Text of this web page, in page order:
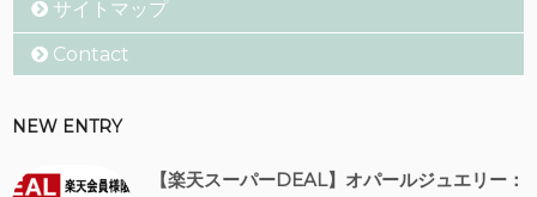
サイトマップ
Contact
NEW ENTRY
【楽天スーパーDEAL】オパールジュエリー：